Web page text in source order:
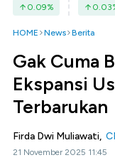
0.09% 0.03
HOME News Berita
Gak Cuma
Ekspansi
Terbarukan
Firda Dwi Muliawati,
21 November 2025 11:45